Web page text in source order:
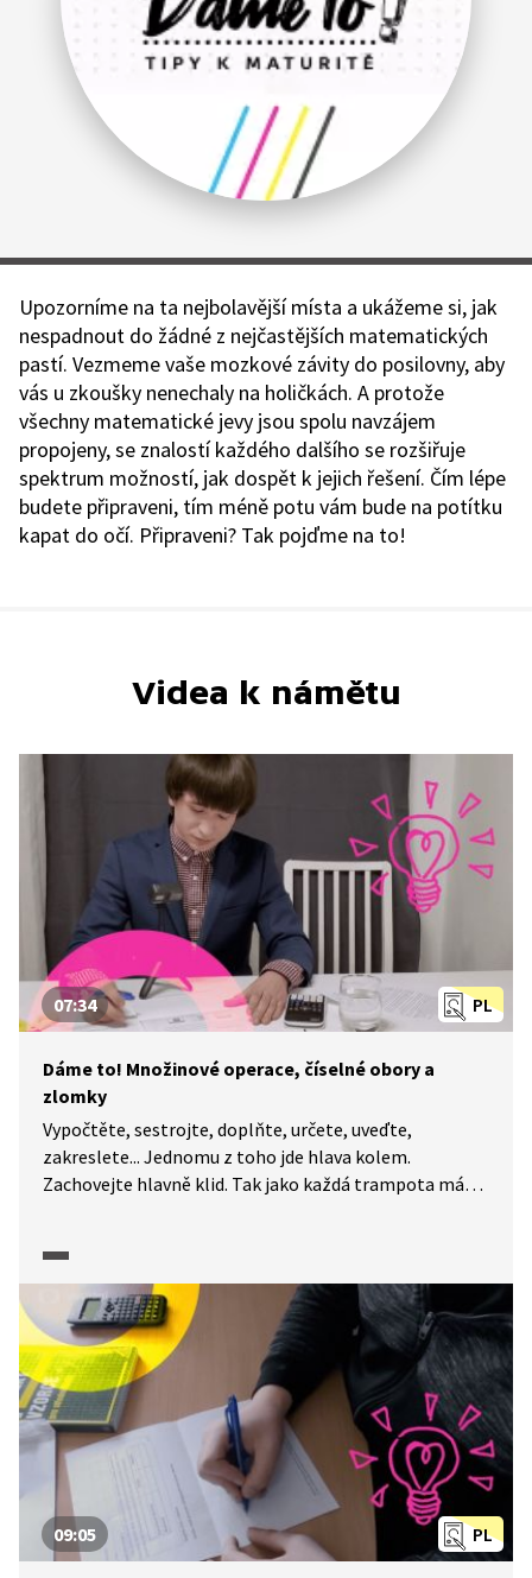
Upozorníme na ta nejbolavější místa a ukážeme si, jak
nespadnout do žádné z nejčastějších matematických
pastí. Vezmeme vaše mozkové závity do posilovny, aby
vás u zkoušky nenechaly na holičkách. A protože
všechny matematické jevy jsou spolu navzájem
propojeny, se znalostí každého dalšího se rozšiřuje
spektrum možností, jak dospět k jejich řešení. Čím lépe
budete připraveni, tím méně potu vám bude na potítku
kapat do očí. Připraveni? Tak pojďme na to!
Videa k námětu
PL
07:34
Dáme to! Množinové operace, číselné obory a
zlomky
Vypočtěte, sestrojte, doplňte, určete, uveďte,
zakreslete... Jednomu z toho jde hlava kolem.
Zachovejte hlavně klid. Tak jako každá trampota má
je maturitní zkouška z matematiky každý rok trochu
jiná, okruhy popsané CERMATem se příliš nemění
a nároky na úspěšné složení maturity jsou popsány
poměrně přesně. A my a naše pracovní listy jsme tu
proto, abychom vám pomohli je splnit. Dnes se
společně podíváme na množinové operace, číselné
obory a zlomky.
PL
09:05